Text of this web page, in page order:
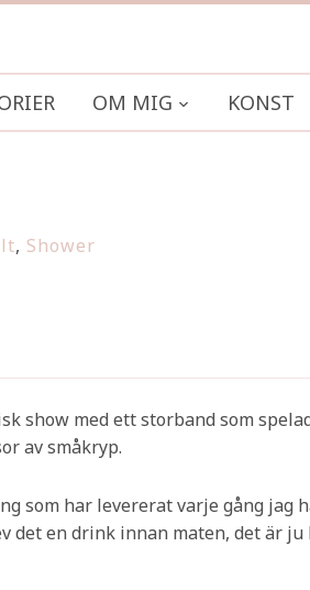
OM MIG KONST
, Shower
show med ett storband som
av småkryp.
som har levererat varje gång jag
det en drink innan maten, det är ju